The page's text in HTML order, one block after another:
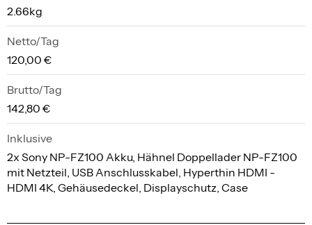
2.66kg
Netto/Tag
120,00 €
Brutto/Tag
142,80 €
Inklusive
2x Sony NP-FZ100 Akku, Hähnel Doppellader NP-FZ100
mit Netzteil, USB Anschlusskabel, Hyperthin HDMI -
HDMI 4K, Gehäusedeckel, Displayschutz, Case